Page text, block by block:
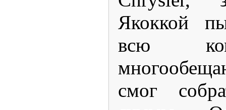
Якоккой
всю
смог